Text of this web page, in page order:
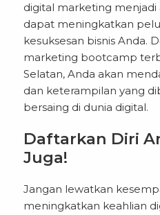
digital marketing menjadi
dapat meningkatkan
kesuksesan bisnis Anda.
marketing bootcamp
Selatan, Anda akan
dan keterampilan yang
bersaing di dunia digital.
Daftarkan Diri
Juga!
Jangan lewatkan
meningkatkan keahlian